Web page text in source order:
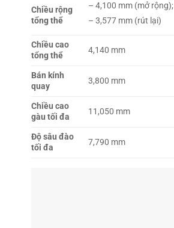
Chiều rộng
tổng thể
– 4,100 mm (mở rộng);
– 3,577 mm (rút lại)
Chiều cao
tổng thể
4,140 mm
Bán kính
quay
3,800 mm
Chiều cao
gàu tối đa
11,050 mm
Độ sâu đào
tối đa
7,790 mm